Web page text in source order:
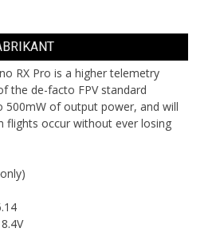
RX Pro is a higher telemetry
the de-facto FPV standard
500mW of output power, and will
flights occur without ever losing